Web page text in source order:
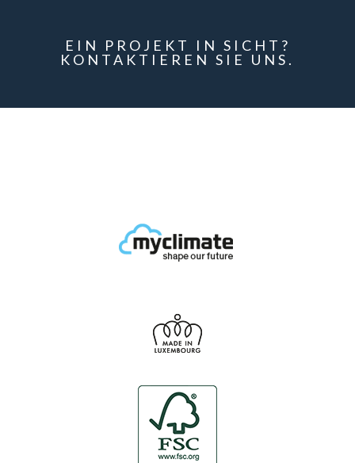
EIN PROJEKT IN SICHT?
KONTAKTIEREN SIE UNS.